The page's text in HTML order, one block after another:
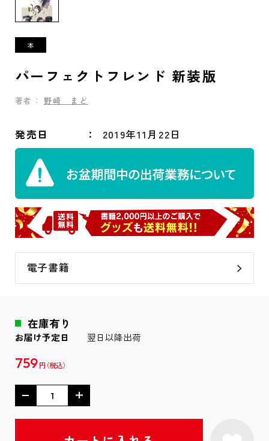
パーフェクトフレンド 新装版
著者： 野崎 まど
発売日 2019年11月22日
電子書籍
在庫有り
お届け予定日 翌日以降出荷
759 円